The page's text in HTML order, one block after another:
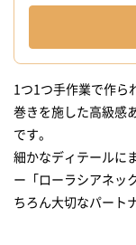
1つ1つ手作業で作ら
巻きを施した高級感
です。
細かなディテールに
ー「ローラシアネッ
ちろん大切なパート